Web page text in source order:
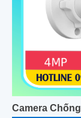
Camera